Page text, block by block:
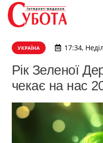
УКРАЇНА 17:34,
Рік Зеленої
чекає на нас